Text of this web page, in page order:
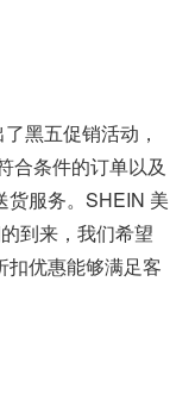
黑五促销活动，
合条件的订单以及
货服务。SHEIN 美
到来，我们希望
扣优惠能够满足客